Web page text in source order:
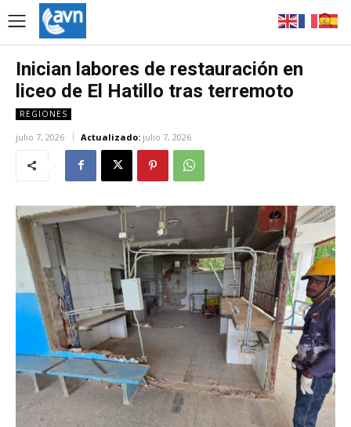
Inician labores de restauración en
liceo de El Hatillo tras terremoto
REGIONES
julio 7, 2026 Actualizado: julio 7, 2026